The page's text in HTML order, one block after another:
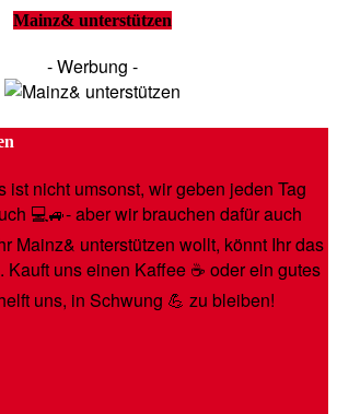
Mainz& unterstützen
- Werbung -
ist nicht umsonst, wir geben jeden Tag
💻🚙- aber wir brauchen dafür auch
Mainz& unterstützen wollt, könnt Ihr das
Kauft uns einen Kaffee ☕️ oder ein gutes
uns, in Schwung 💪 zu bleiben!